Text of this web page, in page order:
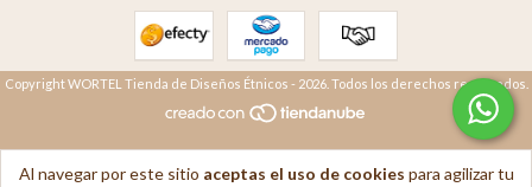
Al navegar por este sitio aceptas el uso de cookies para agilizar tu
Copyright WORTEL Tienda de Diseños Étnicos - 2026. Todos los derechos reservados.